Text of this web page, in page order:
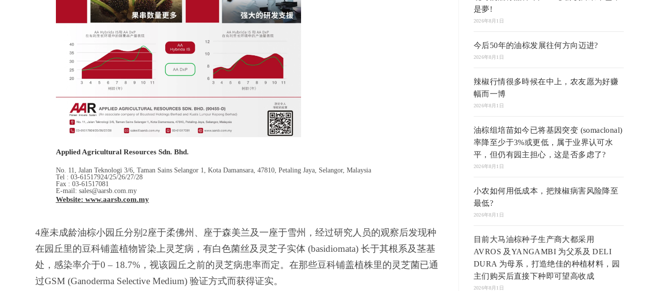
Applied Agricultural Resources Sdn. Bhd.
No. 11, Jalan Teknologi 3/6, Taman Sains Selangor 1, Kota Damansara, 47810, Petaling Jaya, Selangor, Malaysia
Tel : 03-61517924/25/26/27/28
Fax : 03-61517081
E-mail: sales@aarsb.com.my
Website: www.aarsb.com.my
4座未成龄油棕小园丘分别2座于柔佛州、座于森美兰及一座于雪州，经过研究人员的观察后发现种
在园丘里的豆科铺盖植物皆染上灵芝病，有白色菌丝及灵芝子实体 (basidiomata) 长于其根系及茎基
处，感染率介于0 – 18.7%，视该园丘之前的灵芝病患率而定。在那些豆科铺盖植株里的灵芝菌已通
过GSM (Ganoderma Selective Medium) 验证方式而获得证实。
是夢!
2026年8月1日
今后50年的油棕发展往何方向迈进?
2026年8月1日
辣椒行情很多時候在中上，农友愿为好赚
幅而一博
2026年8月1日
油棕组培苗如今已将基因突变 (somaclonal)
率降至少于3%或更低，属于业界认可水
平，但仍有园主担心，这是否多虑了?
2026年8月1日
小农如何用低成本，把辣椒病害风险降至
最低?
2026年8月1日
目前大马油棕种子生产商大都采用
AVROS 及YANGAMBI 为父系及 DELI
DURA 为母系，打造绝佳的种植材料，园
主们购买后直接下种即可望高收成
2026年8月1日